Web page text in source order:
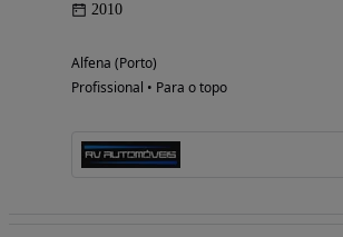
2010
Alfena (Porto)
Profissional • Para o topo